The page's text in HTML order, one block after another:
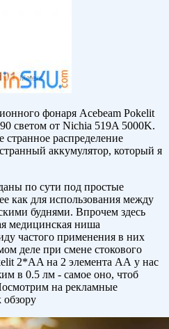
фонаря Acebeam Pokelit
светом от Nichia 519A 5000K.
распределение
аккумулятор, который я
по сути под простые
как для использования между
буднями. Впрочем здесь
медицинская ниша
частого применения в них
деле при смене стокового
2*AA на 2 элемента АА у нас
в 0.5 лм - самое оно, чтоб
на рекламные